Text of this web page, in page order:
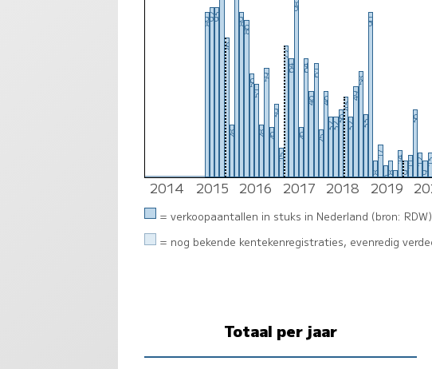
00000000 000
89
92
93
76
28
89
86
56
51
28
59
26
39
15
72
64
98
26
64
46
61
25
46
32
32
36
43
32
49
58
33
90
8
17
6
8
14
9
11
36
12
9
2014 2015 2016 2017 2018 2019
= verkoopaantallen in stuks in Nederland (bron: RDW)
= nog bekende kentekenregistraties, evenredig
Totaal per jaar